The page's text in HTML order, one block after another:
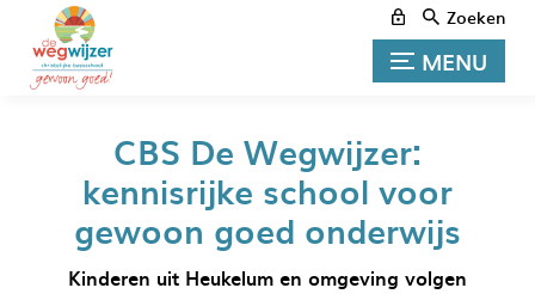
Zoeken
MENU
CBS De Wegwijzer:
kennisrijke school voor
gewoon goed onderwijs
Kinderen uit Heukelum en omgeving volgen